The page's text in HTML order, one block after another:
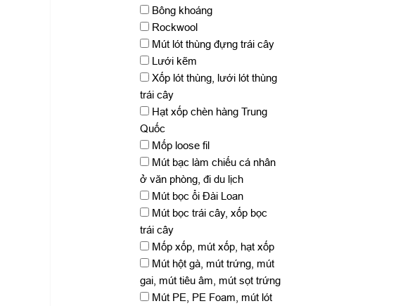
Bông khoáng
Rockwool
Mút lót thùng đựng trái cây
Lưới kẽm
Xốp lót thùng, lưới lót thùng
trái cây
Hạt xốp chèn hàng Trung
Quốc
Mốp loose fil
Mút bạc làm chiếu cá nhân
ở văn phòng, đi du lịch
Mút bọc ổi Đài Loan
Mút bọc trái cây, xốp bọc
trái cây
Mốp xốp, mút xốp, hạt xốp
Mút hột gà, mút trứng, mút
gai, mút tiêu âm, mút sọt trứng
Mút PE, PE Foam, mút lót